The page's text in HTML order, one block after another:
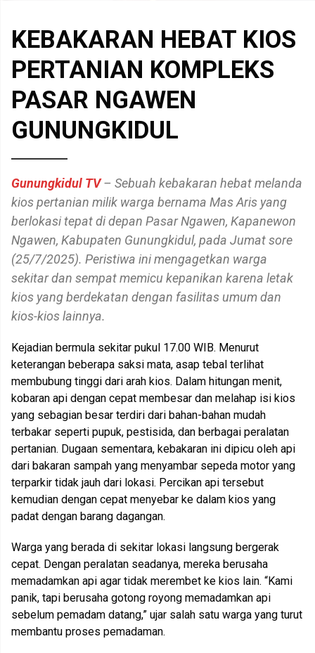
KEBAKARAN HEBAT KIOS
PERTANIAN KOMPLEKS
PASAR NGAWEN
GUNUNGKIDUL
Gunungkidul TV– Sebuah kebakaran hebat melanda
kios pertanian milik warga bernama Mas Aris yang
berlokasi tepat di depan Pasar Ngawen, Kapanewon
Ngawen, Kabupaten Gunungkidul, pada Jumat sore
(25/7/2025). Peristiwa ini mengagetkan warga
sekitar dan sempat memicu kepanikan karena letak
kios yang berdekatan dengan fasilitas umum dan
kios-kios lainnya.
Kejadian bermula sekitar pukul 17.00 WIB. Menurut
keterangan beberapa saksi mata, asap tebal terlihat
membubung tinggi dari arah kios. Dalam hitungan menit,
kobaran api dengan cepat membesar dan melahap isi kios
yang sebagian besar terdiri dari bahan-bahan mudah
terbakar seperti pupuk, pestisida, dan berbagai peralatan
pertanian. Dugaan sementara, kebakaran ini dipicu oleh api
dari bakaran sampah yang menyambar sepeda motor yang
terparkir tidak jauh dari lokasi. Percikan api tersebut
kemudian dengan cepat menyebar ke dalam kios yang
padat dengan barang dagangan.
Warga yang berada di sekitar lokasi langsung bergerak
cepat. Dengan peralatan seadanya, mereka berusaha
memadamkan api agar tidak merembet ke kios lain. “Kami
panik, tapi berusaha gotong royong memadamkan api
sebelum pemadam datang,” ujar salah satu warga yang turut
membantu proses pemadaman.